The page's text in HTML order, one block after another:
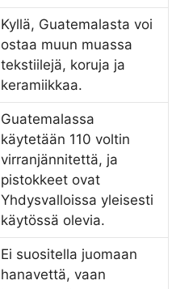
Kyllä, Guatemalasta voi
ostaa muun muassa
tekstiilejä, koruja ja
keramiikkaa.
Guatemalassa
käytetään 110 voltin
virranjännitettä, ja
pistokkeet ovat
Yhdysvalloissa yleisesti
käytössä olevia.
Ei suositella juomaan
hanavettä, vaan